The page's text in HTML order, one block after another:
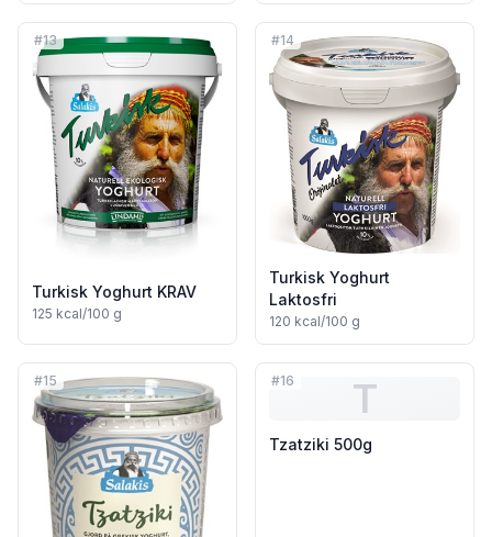
#13
Turkisk Yoghurt KRAV
125 kcal/100 g
#14
Turkisk Yoghurt
Laktosfri
120 kcal/100 g
#15 #16 T
Tzatziki 500g